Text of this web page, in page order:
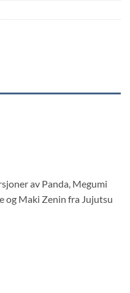
av Panda, Megumi
og Maki Zenin fra Jujutsu